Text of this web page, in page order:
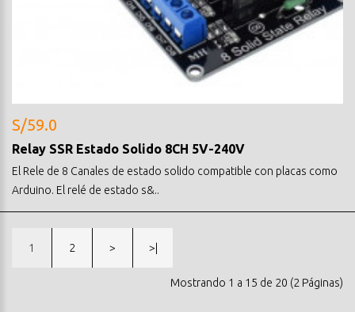
S/59.0
Relay SSR Estado Solido 8CH 5V-240V
El Rele de 8 Canales de estado solido compatible con placas como
Arduino. El relé de estado s&..
1 2 > >|
Mostrando 1 a 15 de 20 (2 Páginas)